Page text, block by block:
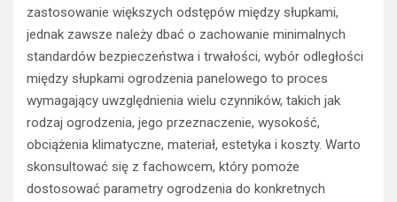
zastosowanie większych odstępów między słupkami,
jednak zawsze należy dbać o zachowanie minimalnych
standardów bezpieczeństwa i trwałości, wybór odległości
między słupkami ogrodzenia panelowego to proces
wymagający uwzględnienia wielu czynników, takich jak
rodzaj ogrodzenia, jego przeznaczenie, wysokość,
obciążenia klimatyczne, materiał, estetyka i koszty. Warto
skonsultować się z fachowcem, który pomoże
dostosować parametry ogrodzenia do konkretnych